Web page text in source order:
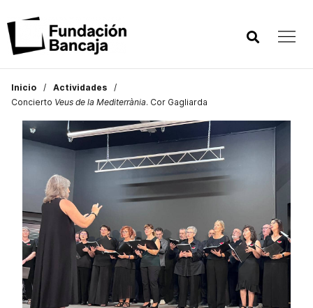
Inicio
Actividades
Concierto Veus de la Mediterrània. Cor Gagliarda